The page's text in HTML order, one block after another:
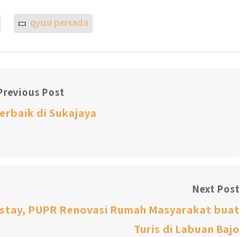
qyusi persada
Post
di Sukajaya
Next Post
PUPR Renovasi Rumah Masyarakat buat
Turis di Labuan Bajo